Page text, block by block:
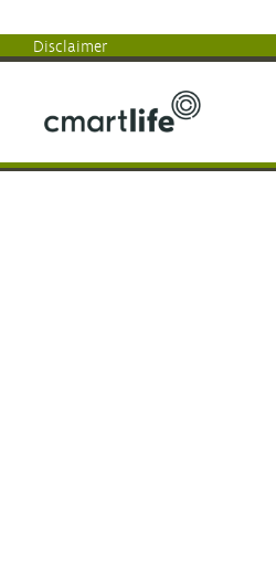
Disclaimer